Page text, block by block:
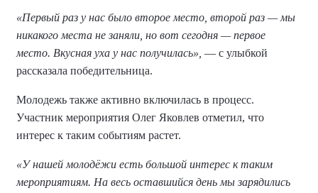
«Первый раз у нас было второе место, второй раз — мы
никакого места не заняли, но вот сегодня — первое
место. Вкусная уха у нас получилась», — с улыбкой
рассказала победительница.
Молодежь также активно включилась в процесс.
Участник мероприятия Олег Яковлев отметил, что
интерес к таким событиям растет.
«У нашей молодёжи есть большой интерес к таким
мероприятиям. На весь оставшийся день мы зарядились